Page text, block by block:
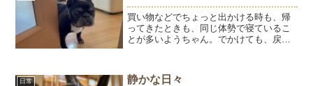
買い物などでちょっと出かける時も、帰
ってきたときも、同じ体勢で寝ているこ
とが多いようちゃん。でかけても、戻っ
が映ると嬉しい♪かわいすぎる～💓
日常 静かな日々